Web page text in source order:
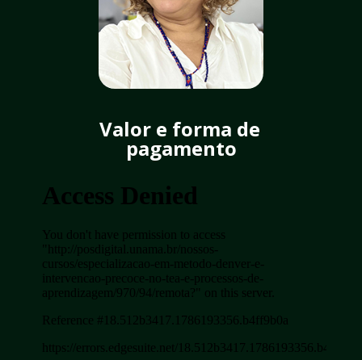
Valor e forma de
pagamento